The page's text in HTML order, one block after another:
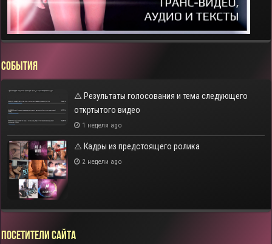
СОБЫТИЯ
⚠️ Результаты голосования и тема следующего
откртытого видео
1 неделя ago
⚠️ Кадры из предстоящего ролика
2 недели ago
Посетители сайта